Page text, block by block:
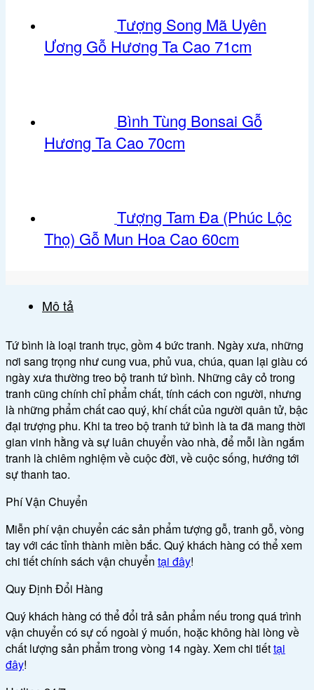
Tượng Song Mã Uyên
Ương Gỗ Hương Ta Cao 71cm
Bình Tùng Bonsai Gỗ
Hương Ta Cao 70cm
Tượng Tam Đa (Phúc Lộc
Thọ) Gỗ Mun Hoa Cao 60cm
Mô tả
Tứ bình là loại tranh trục, gồm 4 bức tranh. Ngày xưa, những
nơi sang trọng như cung vua, phủ vua, chúa, quan lại giàu có
ngày xưa thường treo bộ tranh tứ bình. Những cây cỏ trong
tranh cũng chính chỉ phẩm chất, tính cách con người, nhưng
là những phẩm chất cao quý, khí chất của người quân tử, bậc
đại trượng phu. Khi ta treo bộ tranh tứ bình là ta đã mang thời
gian vinh hằng và sự luân chuyển vào nhà, để mỗi lần ngắm
tranh là chiêm nghiệm về cuộc đời, về cuộc sống, hướng tới
sự thanh tao.
Phí Vận Chuyển
Miễn phí vận chuyển các sản phẩm tượng gỗ, tranh gỗ, vòng
tay với các tỉnh thành miền bắc. Quý khách hàng có thể xem
chi tiết chính sách vận chuyển tại đây!
Quy Định Đổi Hàng
Quý khách hàng có thể đổi trả sản phẩm nếu trong quá trình
vận chuyển có sự cố ngoài ý muốn, hoặc không hài lòng về
chất lượng sản phẩm trong vòng 14 ngày. Xem chi tiếttại
đây!